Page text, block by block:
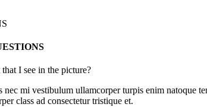
I see in the picture?
nec mi vestibulum ullamcorper turpis enim natoque
class ad consectetur tristique et.